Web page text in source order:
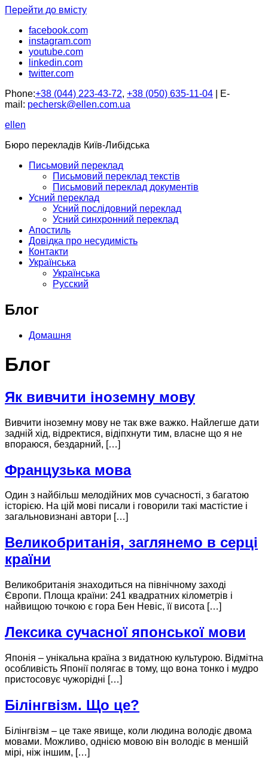
Перейти до вмісту
facebook.com
instagram.com
youtube.com
linkedin.com
twitter.com
Phone:+38 (044) 223-43-72, +38 (050) 635-11-04 | E-
mail: pechersk@ellen.com.ua
ellen
Бюро перекладів Київ-Либідська
Письмовий переклад
Письмовий переклад текстів
Письмовий переклад документів
Усний переклад
Усний послідовний переклад
Усний синхронний переклад
Апостиль
Довідка про несудимість
Контакти
Українська
Українська
Русский
Блог
Домашня
Блог
Як вивчити іноземну мову
Вивчити іноземну мову не так вже важко. Найлегше дати
задній хід, відректися, відіпхнути тим, власне що я не
впораюся, бездарний, […]
Французька мова
Один з найбільш мелодійних мов сучасності, з багатою
історією. На цій мові писали і говорили такі мастістие і
загальновизнані автори […]
Великобританія, заглянемо в серці
країни
Великобританія знаходиться на північному заході
Європи. Площа країни: 241 квадратних кілометрів і
найвищою точкою є гора Бен Невіс, її висота […]
Лексика сучасної японської мови
Японія – унікальна країна з видатною культурою. Відмітна
особливість Японії полягає в тому, що вона тонко і мудро
пристосовує чужорідні […]
Білінгвізм. Що це?
Білінгвізм – це таке явище, коли людина володіє двома
мовами. Можливо, однією мовою він володіє в меншій
мірі, ніж іншим, […]